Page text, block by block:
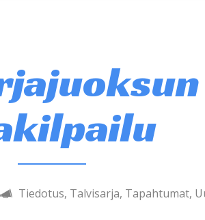
Tiedotus, Talvisarja, Tapahtumat,